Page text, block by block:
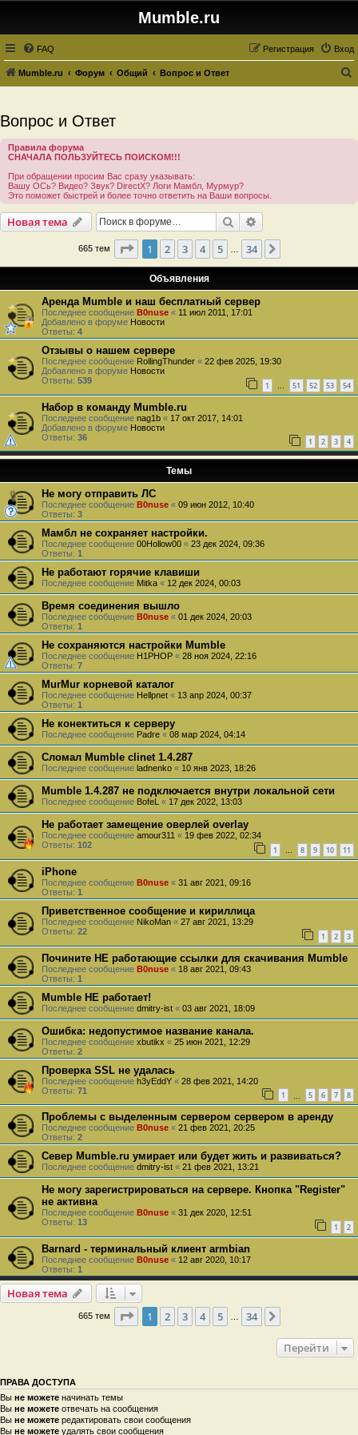
Mumble.ru
FAQ Вход
Регистрация
Mumble.ru Форум Общий Вопрос и Ответ
Вопрос и Ответ
Правила форума
СНАЧАЛА ПОЛЬЗУЙТЕСЬ ПОИСКОМ!!!
При обращении просим Вас сразу указывать:
Вашу ОСь? Видео? Звук? DirectX? Логи Мамбл, Мурмур?
Это поможет быстрей и более точно ответить на Ваши вопросы.
Новая тема Поиск
665 тем Страница из 34
1 2 3 4 5 34
Объявления
Аренда Mumble и наш бесплатный сервер
Последнее сообщение B0nuse « 11 июл 2011, 17:01
Добавлено в форуме Новости
Ответы: 4
Отзывы о нашем сервере
Последнее сообщение RollingThunder « 22 фев 2025, 19:30
Добавлено в форуме Новости
Ответы: 539 1 … 51 52 53 54
Набор в команду Mumble.ru
Последнее сообщение nag1b « 17 окт 2017, 14:01
Добавлено в форуме Новости
Ответы: 36 1 2 3 4
Темы
Не могу отправить ЛС
Последнее сообщение B0nuse « 09 июн 2012, 10:40
Ответы: 3
Мамбл не сохраняет настройки.
Последнее сообщение 00Hollow00 « 23 дек 2024, 09:36
Ответы: 1
Не работают горячие клавиши
Последнее сообщение Mitka « 12 дек 2024, 00:03
Время соединения вышло
Последнее сообщение B0nuse « 01 дек 2024, 20:03
Ответы: 1
Не сохраняются настройки Mumble
Последнее сообщение H1PHOP « 28 ноя 2024, 22:16
Ответы: 7
MurMur корневой каталог
Последнее сообщение Hellpnet « 13 апр 2024, 00:37
Ответы: 1
Не конектиться к серверу
Последнее сообщение Padre « 08 мар 2024, 04:14
Сломал Mumble clinet 1.4.287
Последнее сообщение ladnenko « 10 янв 2023, 18:26
Mumble 1.4.287 не подключается внутри локальной сети
Последнее сообщение BofeL « 17 дек 2022, 13:03
Не работает замещение оверлей overlay
Последнее сообщение amour311 « 19 фев 2022, 02:34
Ответы: 102 1 … 8 9 10 11
iPhone
Последнее сообщение B0nuse « 31 авг 2021, 09:16
Ответы: 1
Приветственное сообщение и кириллица
Последнее сообщение NikoMan « 27 авг 2021, 13:29
Ответы: 22 1 2 3
Почините НЕ работающие ссылки для скачивания Mumble
Последнее сообщение B0nuse « 18 авг 2021, 09:43
Ответы: 1
Mumble НЕ работает!
Последнее сообщение dmitry-ist « 03 авг 2021, 18:09
Ошибка: недопустимое название канала.
Последнее сообщение xbutikx « 25 июн 2021, 12:29
Ответы: 2
Проверка SSL не удалась
Последнее сообщение h3yEddY « 28 фев 2021, 14:20
Ответы: 71 1 5 6 7 8
Проблемы с выделенным сервером сервером в аренду
Последнее сообщение B0nuse « 21 фев 2021, 20:25
Ответы: 2
Север Mumble.ru умирает или будет жить и развиваться?
Последнее сообщение dmitry-ist « 21 фев 2021, 13:21
Не могу зарегистрироваться на сервере. Кнопка "Register"
не активна
Последнее сообщение B0nuse « 31 дек 2020, 12:51
Ответы: 13 1 2
Barnard - терминальный клиент armbian
Последнее сообщение B0nuse « 12 авг 2020, 10:17
Ответы: 1
Новая тема
665 тем Страница из 34
1 2 3 4 5 34
Перейти
ПРАВА ДОСТУПА
Вы не можете начинать темы
Вы не можете отвечать на сообщения
Вы не можете редактировать свои сообщения
Вы не можете удалять свои сообщения